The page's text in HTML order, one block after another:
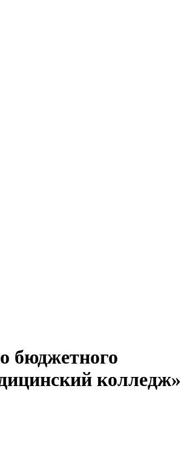
бюджетного
колледж»